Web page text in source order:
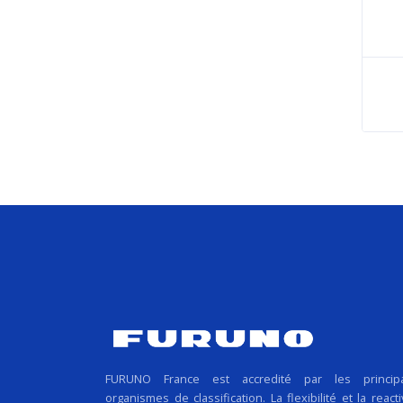
FURUNO France est accredité par les
organismes de classification. La flexibilité et la